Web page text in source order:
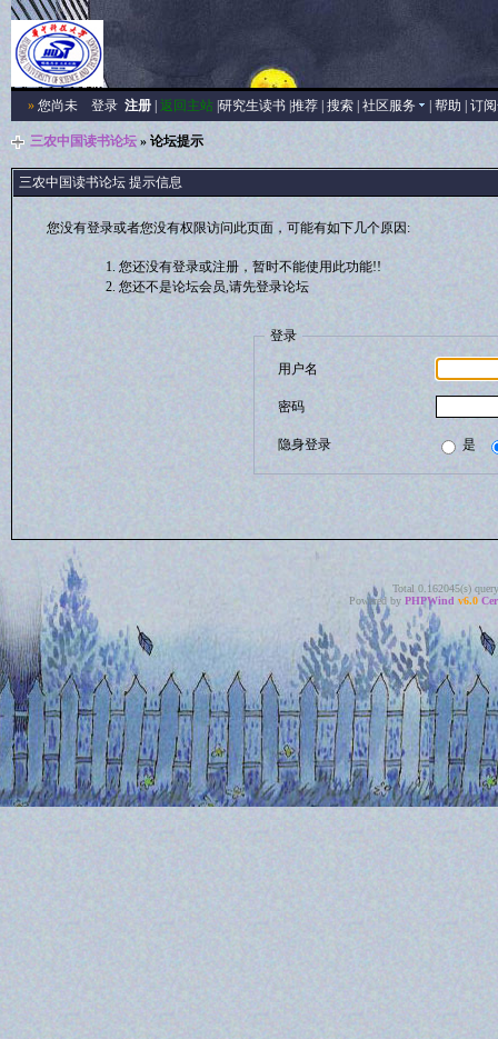
»您尚未 登录 注册| 返回主站| 研究生读书| 推荐| 搜索| 社区服务 帮助 订
三农中国读书论坛» 论坛提示
三农中国读书论坛 提示信息
您没有登录或者您没有权限访问此页面，可能有如下几个原因:
您还没有登录或注册，暂时不能使用此功能!!
您还不是论坛会员,请先登录论坛
登录
用户名
密码
隐身登录 是
Total 0.162045(s)
Powered by PHPWind v6.0